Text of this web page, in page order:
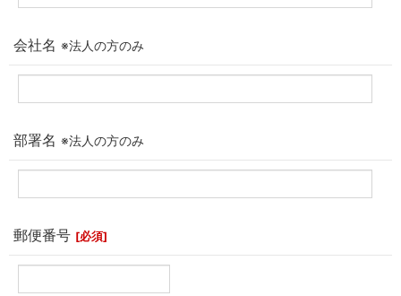
会社名 ※法人の方のみ
部署名 ※法人の方のみ
郵便番号 [必須]